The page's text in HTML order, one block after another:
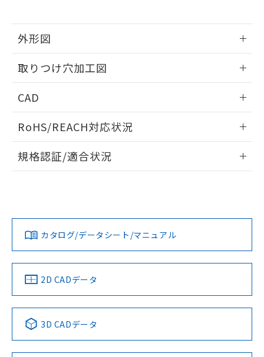
外形図
取りつけ穴加工図
CAD
ドすることができます。
ログイン/会員登録
ダウンロードデータをご利用いただく前に、以下を必ずお読
みください。
ソフトウェアの使用条件
RoHS/REACH対応状況
EU RoHS 注意事項・凡例
対応済み
中国 RoHS 注意事項・凡例
Pb Hg Cd Cr(VI)
規格認証/適合状況
カタログ/データシート/マニュアル
2D CADデータ
3D CADデータ
欄に対応日を記載しておりました。
既に当社にて対応品への在庫切替を完了
していることから、特段のことがない限
す。